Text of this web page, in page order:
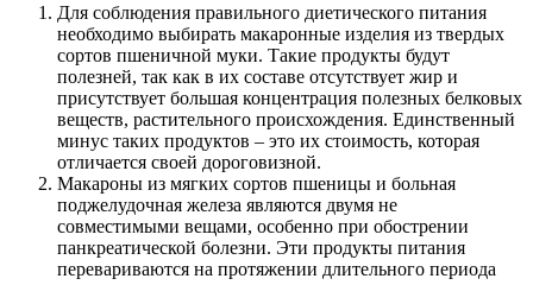
Для соблюдения правильного диетического питания
необходимо выбирать макаронные изделия из твердых
сортов пшеничной муки. Такие продукты будут
полезней, так как в их составе отсутствует жир и
присутствует большая концентрация полезных белковых
веществ, растительного происхождения. Единственный
минус таких продуктов – это их стоимость, которая
отличается своей дороговизной.
Макароны из мягких сортов пшеницы и больная
поджелудочная железа являются двумя не
совместимыми вещами, особенно при обострении
панкреатической болезни. Эти продукты питания
перевариваются на протяжении длительного периода